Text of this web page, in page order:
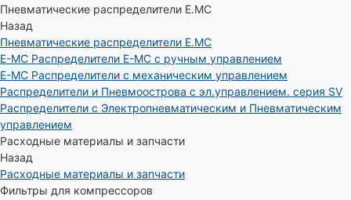
Пневматические распределители E.MC
Назад
Пневматические распределители E.MC
E-MC Распределители E-MC с ручным управлением
E-MC Распределители с механическим управлением
Распределители и Пневмоострова с эл.управлением. серия SV
Распределители с Электропневматическим и Пневматическим
управлением
Расходные материалы и запчасти
Назад
Расходные материалы и запчасти
Фильтры для компрессоров